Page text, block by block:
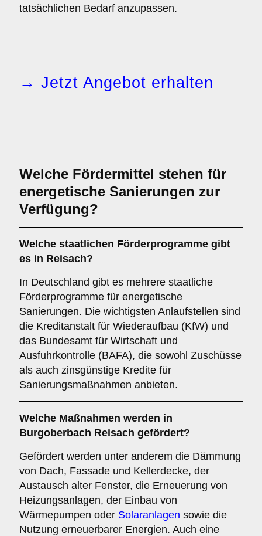
tatsächlichen Bedarf anzupassen.
→ Jetzt Angebot erhalten
Welche Fördermittel stehen für
energetische Sanierungen zur
Verfügung?
Welche staatlichen Förderprogramme gibt
es in Reisach?
In Deutschland gibt es mehrere staatliche
Förderprogramme für energetische
Sanierungen. Die wichtigsten Anlaufstellen sind
die Kreditanstalt für Wiederaufbau (KfW) und
das Bundesamt für Wirtschaft und
Ausfuhrkontrolle (BAFA), die sowohl Zuschüsse
als auch zinsgünstige Kredite für
Sanierungsmaßnahmen anbieten.
Welche Maßnahmen werden in
Burgoberbach Reisach gefördert?
Gefördert werden unter anderem die Dämmung
von Dach, Fassade und Kellerdecke, der
Austausch alter Fenster, die Erneuerung von
Heizungsanlagen, der Einbau von
Wärmepumpen oder Solaranlagen sowie die
Nutzung erneuerbarer Energien. Auch eine